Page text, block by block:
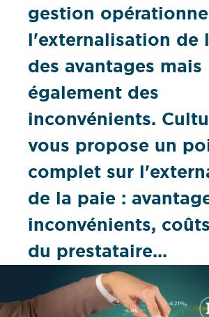
gestion
l'externalisation de
des avantages mais
également des
inconvénients.
vous propose un
complet sur
de la paie :
inconvénients,
du prestataire...